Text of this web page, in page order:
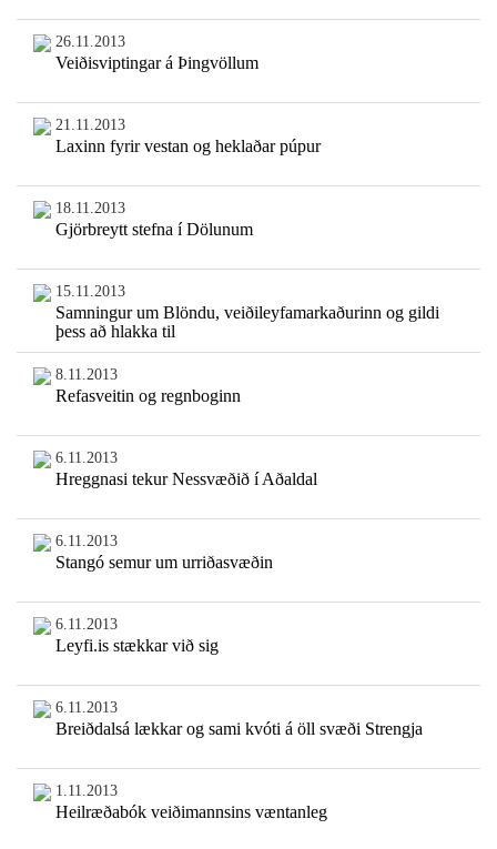
26.11.2013
Veiðisviptingar á Þingvöllum
21.11.2013
Laxinn fyrir vestan og heklaðar púpur
18.11.2013
Gjörbreytt stefna í Dölunum
15.11.2013
Samningur um Blöndu, veiðileyfamarkaðurinn og gildi
þess að hlakka til
8.11.2013
Refasveitin og regnboginn
6.11.2013
Hreggnasi tekur Nessvæðið í Aðaldal
6.11.2013
Stangó semur um urriðasvæðin
6.11.2013
Leyfi.is stækkar við sig
6.11.2013
Breiðdalsá lækkar og sami kvóti á öll svæði Strengja
1.11.2013
Heilræðabók veiðimannsins væntanleg